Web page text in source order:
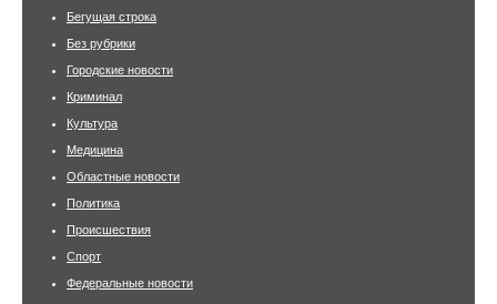
Бегущая строка
Без рубрики
Городские новости
Криминал
Культура
Медицина
Областные новости
Политика
Происшествия
Спорт
Федеральные новости